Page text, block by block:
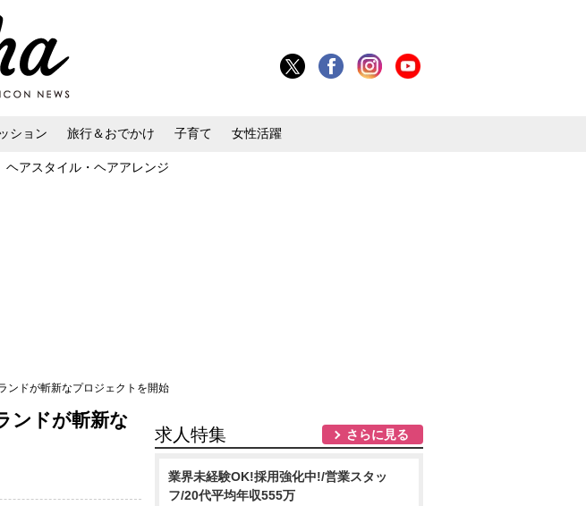
ヘアスタイル・ヘアアレンジ
ション 旅行＆おでかけ 子育て 女性活躍
ンドが斬新なプロジェクトを開始
ンドが斬新な
求人特集 さらに見る
業界未経験OK!採用強化中!/営業スタッ
フ/20代平均年収555万